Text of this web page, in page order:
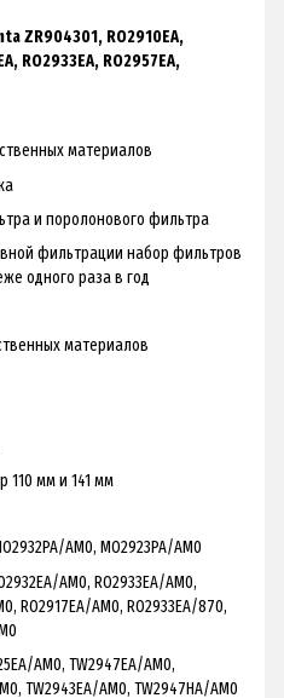
ZR904301, RO2910EA,
RO2933EA, RO2957EA,
материалов
и поролонового фильтра
фильтрации набор фильтров
одного раза в год
материалов
110 мм и 141 мм
AM0, MO2923PA/AM0
AM0, RO2933EA/AM0,
RO2917EA/AM0, RO2933EA/870,
AM0, TW2947EA/AM0,
TW2943EA/AM0, TW2947HA/AM0